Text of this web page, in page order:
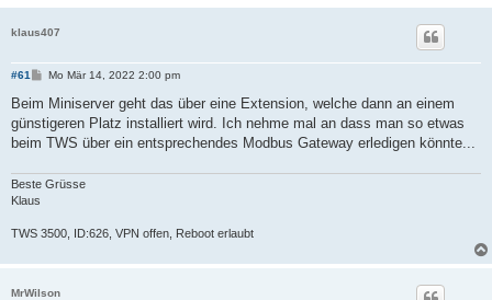
klaus407
#61
B
r
a
Mo Mär 14, 2022 2:00 pm
Beim Miniserver geht das über eine Extension, welche dann an einem
günstigeren Platz installiert wird. Ich nehme mal an dass man so etwas
beim TWS über ein entsprechendes Modbus Gateway erledigen könnte...
Beste Grüsse
Klaus
TWS 3500, ID:626, VPN offen, Reboot erlaubt
MrWilson